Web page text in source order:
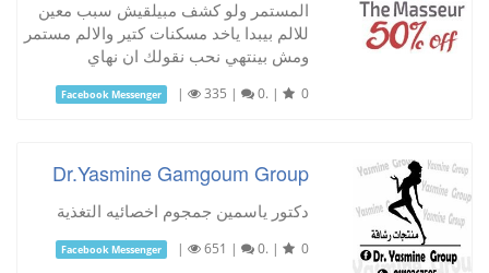
المستمر ولو كشف مبيلقيش سبب معين
للالم بيبدا ياخد مسكنات كتير والالم مستمر
ومش بينتهي نحب نقولك ان نهاي
Facebook Messenger | 335 | 0. | 0
Dr.Yasmine Gamgoum Group
دكتور ياسمين جمجوم اخصائيه التغذية
Facebook Messenger | 651 | 0. | 0